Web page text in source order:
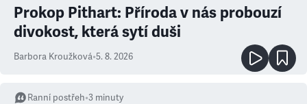
Prokop Pithart: Příroda v nás probouzí
divokost, která sytí duši
Barbora Kroužková•5. 8. 2026
Ranní postřeh•3 minuty